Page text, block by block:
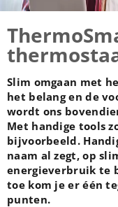
Slim omgaan met
het belang en de
wordt ons
Met handige tools
bijvoorbeeld.
naam al zegt, op
energieverbruik te
toe kom je er één
punten.